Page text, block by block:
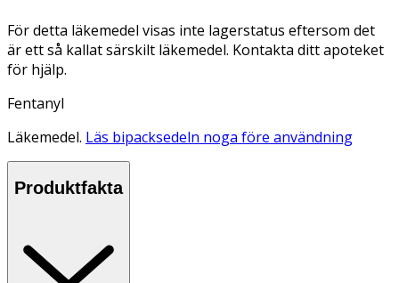
För detta läkemedel visas inte lagerstatus eftersom det
är ett så kallat särskilt läkemedel. Kontakta ditt apoteket
för hjälp.
Fentanyl
Läkemedel. Läs bipacksedeln noga före användning
Produktfakta